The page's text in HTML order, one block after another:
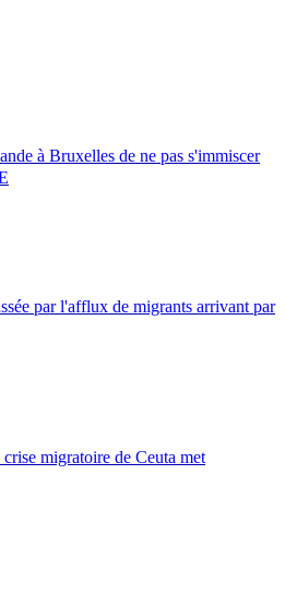
à Bruxelles de ne pas s'immiscer
par l'afflux de migrants arrivant par
migratoire de Ceuta met